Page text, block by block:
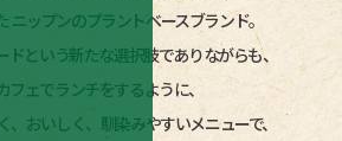
ニップンのプラントベースブランド。
ドという新たな選択肢でありながらも、
フェでランチをするように、
、おいしく、馴染みやすいメニューで、